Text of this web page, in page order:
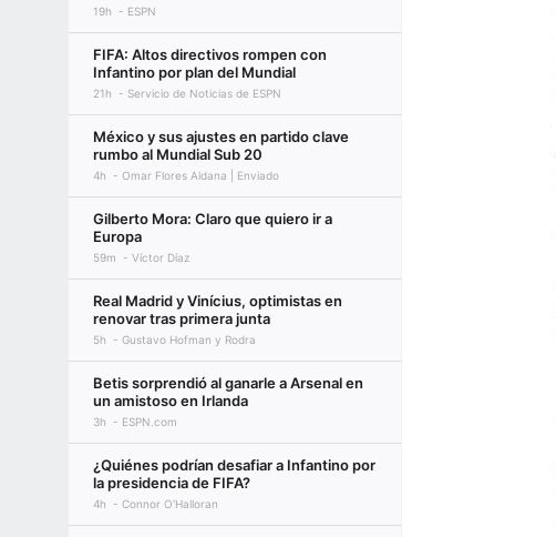
19h ESPN
FIFA: Altos directivos rompen con
Infantino por plan del Mundial
21h Servicio de Noticias de ESPN
México y sus ajustes en partido clave
rumbo al Mundial Sub 20
4h Omar Flores Aldana | Enviado
Gilberto Mora: Claro que quiero ir a
Europa
59m Víctor Díaz
Real Madrid y Vinícius, optimistas en
renovar tras primera junta
5h Gustavo Hofman y Rodra
Betis sorprendió al ganarle a Arsenal en
un amistoso en Irlanda
3h ESPN.com
¿Quiénes podrían desafiar a Infantino por
la presidencia de FIFA?
4h Connor O'Halloran